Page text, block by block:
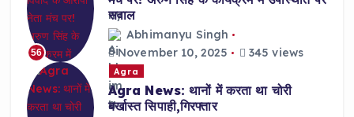
56
सवाल
Abhimanyu Singh
November 10, 2025
345 views
Agra
Agra News: थानों में करता था चोरी
बर्खास्त सिपाही,गिरफ्तार